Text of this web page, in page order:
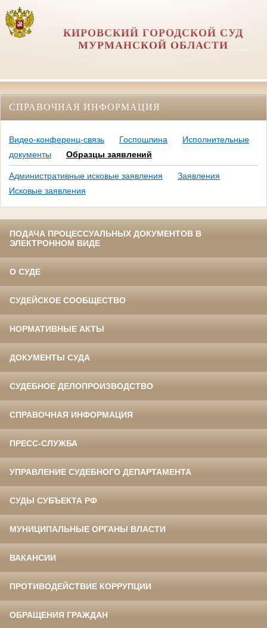
КИРОВСКИЙ ГОРОДСКОЙ СУД
МУРМАНСКОЙ ОБЛАСТИ
СПРАВОЧНАЯ ИНФОРМАЦИЯ
Видео-конференц-связь Госпошлина
Исполнительные
документы
Образцы заявлений
Административные исковые заявления
Заявления
Исковые заявления
ПОДАЧА ПРОЦЕССУАЛЬНЫХ ДОКУМЕНТОВ В
ЭЛЕКТРОННОМ ВИДЕ
О СУДЕ
СУДЕЙСКОЕ СООБЩЕСТВО
НОРМАТИВНЫЕ АКТЫ
ДОКУМЕНТЫ СУДА
СУДЕБНОЕ ДЕЛОПРОИЗВОДСТВО
СПРАВОЧНАЯ ИНФОРМАЦИЯ
ПРЕСС-СЛУЖБА
УПРАВЛЕНИЕ СУДЕБНОГО ДЕПАРТАМЕНТА
СУДЫ СУБЪЕКТА РФ
МУНИЦИПАЛЬНЫЕ ОРГАНЫ ВЛАСТИ
ВАКАНСИИ
ПРОТИВОДЕЙСТВИЕ КОРРУПЦИИ
ОБРАЩЕНИЯ ГРАЖДАН